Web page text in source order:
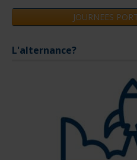
JOURNEES
L'alternance?